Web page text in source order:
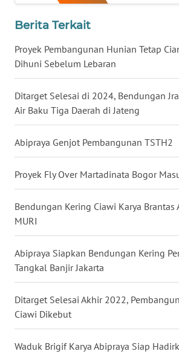
Berita Terkait
Proyek Pembangunan Hunian Tetap
Dihuni Sebelum Lebaran
Ditarget Selesai di 2024, Bendungan
Air Baku Tiga Daerah di Jateng
Abipraya Genjot Pembangunan TSTH2
Proyek Fly Over Martadinata Bogor
Bendungan Kering Ciawi Karya Brantas
MURI
Abipraya Siapkan Bendungan Kering
Tangkal Banjir Jakarta
Ditarget Selesai Akhir 2022,
Ciawi Dikebut
Waduk Brigif Karya Abipraya Siap
WN
SULTRA
WN
NTB
WN
SULTENG
WN
WN
WN
BENGKULU